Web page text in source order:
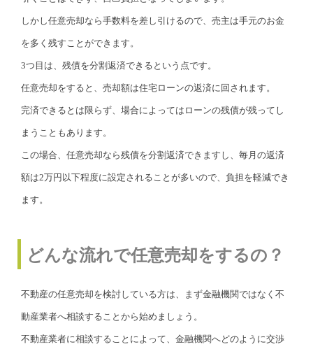
しかし任意売却なら手数料を差し引けるので、売主は手元のお金
を多く残すことができます。
3つ目は、残債を分割返済できるという点です。
任意売却をすると、売却額は住宅ローンの返済に回されます。
完済できるとは限らず、場合によってはローンの残債が残ってし
まうこともあります。
この場合、任意売却なら残債を分割返済できますし、毎月の返済
額は2万円以下程度に設定されることが多いので、負担を軽減でき
ます。
どんな流れで任意売却をするの？
不動産の任意売却を検討している方は、まず金融機関ではなく不
動産業者へ相談することから始めましょう。
不動産業者に相談することによって、金融機関へどのように交渉